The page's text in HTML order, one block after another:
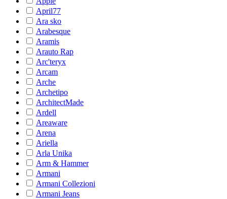
April77
Ara sko
Arabesque
Aramis
Arauto Rap
Arc'teryx
Arcam
Arche
Archetipo
ArchitectMade
Ardell
Areaware
Arena
Ariella
Arla Unika
Arm & Hammer
Armani
Armani Collezioni
Armani Jeans